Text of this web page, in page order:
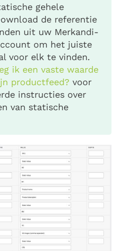
gehele
de referentie
uit uw Merkandi-
om het juiste
voor elk te vinden.
ik een vaste waarde
productfeed? voor
instructies over
van statische